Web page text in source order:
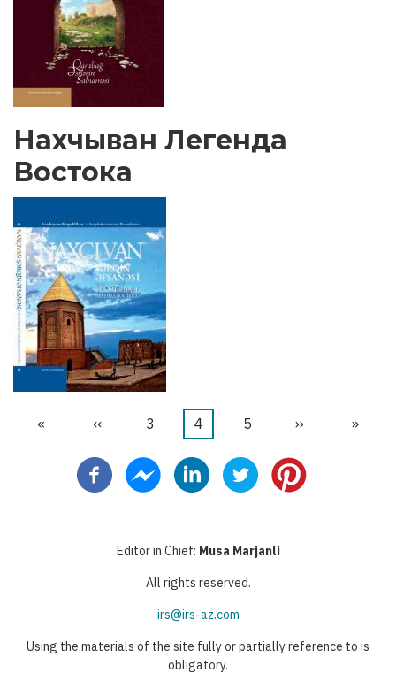
Нахчыван Легенда
Востока
страниц
Первая
« ←
‹‹ Страница
3
Текущая
4 Страница
5
Следующая
›› »
Editor in Chief: Musa Marjanli
All rights reserved.
irs@irs-az.com
Using the materials of the site fully or partially reference to is
obligatory.